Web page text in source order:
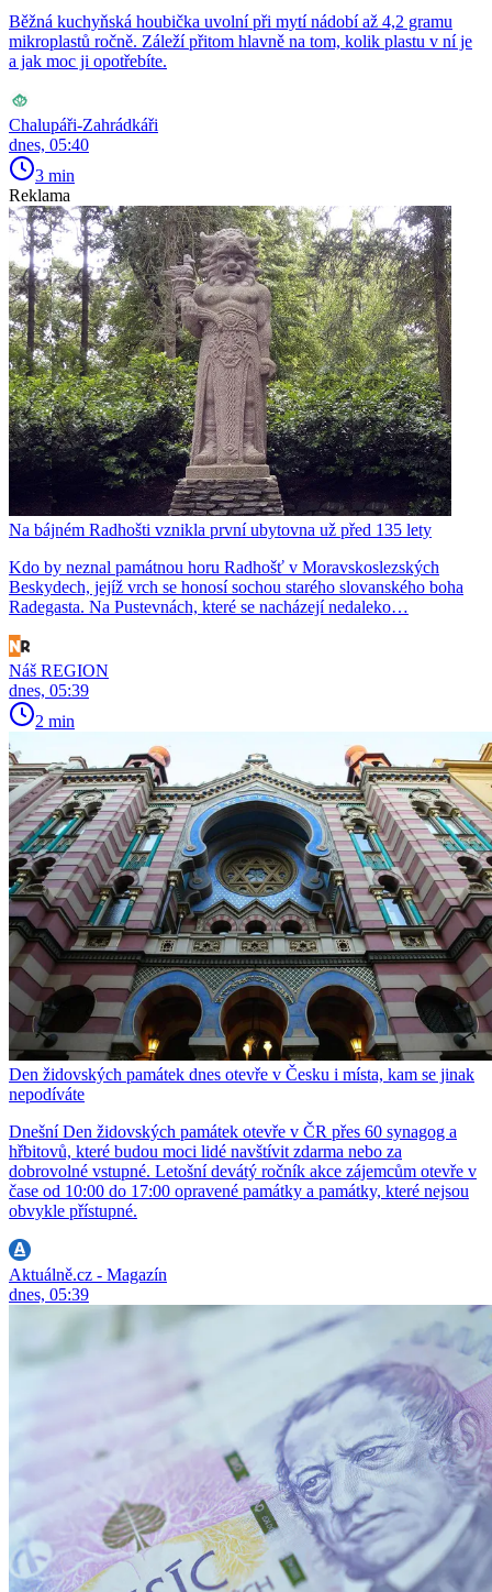
Běžná kuchyňská houbička uvolní při mytí nádobí až 4,2 gramu
mikroplastů ročně. Záleží přitom hlavně na tom, kolik plastu v ní je
a jak moc ji opotřebíte.
Chalupáři-Zahrádkáři
dnes, 05:40
3 min
Reklama
Na bájném Radhošti vznikla první ubytovna už před 135 lety
Kdo by neznal památnou horu Radhošť v Moravskoslezských
Beskydech, jejíž vrch se honosí sochou starého slovanského boha
Radegasta. Na Pustevnách, které se nacházejí nedaleko…
Náš REGION
dnes, 05:39
2 min
Den židovských památek dnes otevře v Česku i místa, kam se jinak
nepodíváte
Dnešní Den židovských památek otevře v ČR přes 60 synagog a
hřbitovů, které budou moci lidé navštívit zdarma nebo za
dobrovolné vstupné. Letošní devátý ročník akce zájemcům otevře v
čase od 10:00 do 17:00 opravené památky a památky, které nejsou
obvykle přístupné.
Aktuálně.cz - Magazín
dnes, 05:39